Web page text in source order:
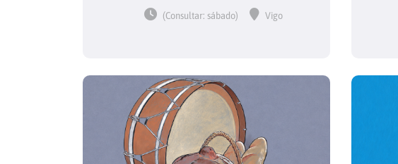
(Consultar: sábado) Vigo